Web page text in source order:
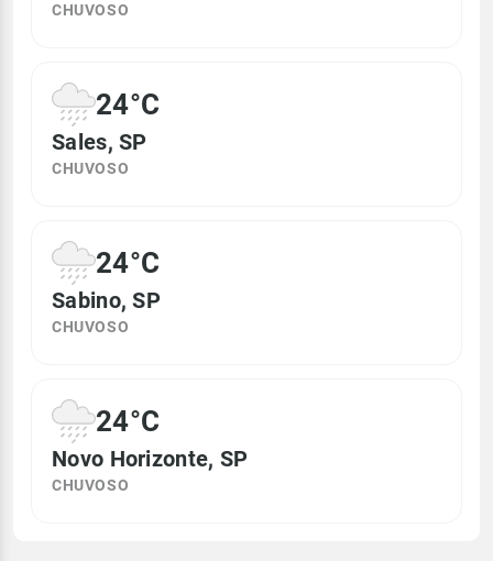
CHUVOSO
24°C
Sales, SP
CHUVOSO
24°C
Sabino, SP
CHUVOSO
24°C
Novo Horizonte, SP
CHUVOSO